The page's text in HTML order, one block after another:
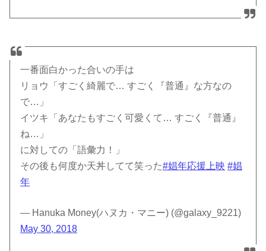
一番面白かった合いの手は
リョウ「すごく綺麗で… すごく『普通』な方なの
で…」
イツキ「あなたもすごく可愛くて… すごく『普通』
ね…」
に対しての「語彙力！」
その後も何度か天丼してて笑った#娼年応援上映 #娼
年
— Hanuka Money(ハヌカ・マニー) (@galaxy_9221)
May 30, 2018